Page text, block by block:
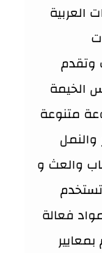
العربية
وتقدم
الخيمة
متنوعة
والعث و
تستخدم
فعالة